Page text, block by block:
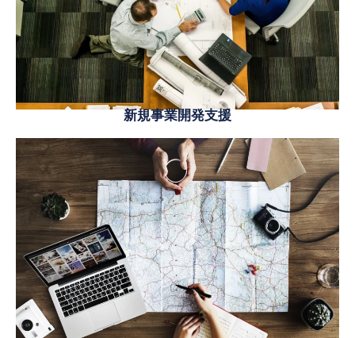
新規事業開発支援